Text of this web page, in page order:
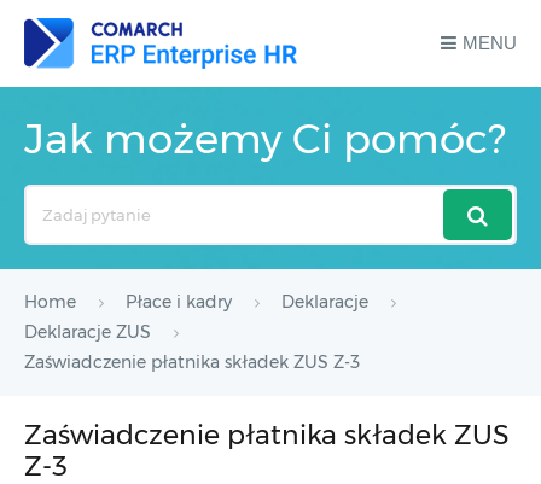
MENU
Jak możemy Ci pomóc?
Home Płace i kadry
Deklaracje
Deklaracje ZUS
Zaświadczenie płatnika składek ZUS Z-3
Zaświadczenie płatnika składek ZUS
Z-3